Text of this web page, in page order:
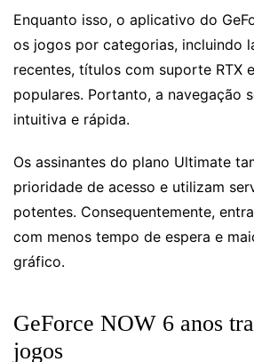
Enquanto isso, o aplicativo do
os jogos por categorias, incluindo
recentes, títulos com suporte RTX
populares. Portanto, a navegação
intuitiva e rápida.
Os assinantes do plano Ultimate
prioridade de acesso e utilizam
potentes. Consequentemente,
com menos tempo de espera e
gráfico.
GeForce NOW 6 anos
jogos